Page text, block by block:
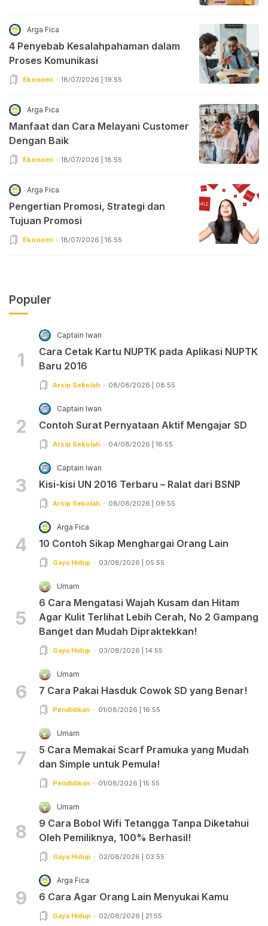
Arga Fica
4 Penyebab Kesalahpahaman dalam
Proses Komunikasi
Ekonomi 18/07/2026 | 19:55
Arga Fica
Manfaat dan Cara Melayani Customer
Dengan Baik
Ekonomi 18/07/2026 | 18:55
Arga Fica
Pengertian Promosi, Strategi dan
Tujuan Promosi
Ekonomi 18/07/2026 | 16:55
Populer
1
Captain Iwan
Cara Cetak Kartu NUPTK pada Aplikasi NUPTK
Baru 2016
Arsip Sekolah 08/08/2026 | 08:55
2
Captain Iwan
Contoh Surat Pernyataan Aktif Mengajar SD
Arsip Sekolah 04/08/2026 | 18:55
3
Captain Iwan
Kisi-kisi UN 2016 Terbaru – Ralat dari BSNP
Arsip Sekolah 08/08/2026 | 09:55
4
Arga Fica
10 Contoh Sikap Menghargai Orang Lain
Gaya Hidup 03/08/2026 | 05:55
5
Umam
6 Cara Mengatasi Wajah Kusam dan Hitam
Agar Kulit Terlihat Lebih Cerah, No 2 Gampang
Banget dan Mudah Dipraktekkan!
Gaya Hidup 03/08/2026 | 14:55
6
Umam
7 Cara Pakai Hasduk Cowok SD yang Benar!
Pendidikan 01/08/2026 | 16:55
7
Umam
5 Cara Memakai Scarf Pramuka yang Mudah
dan Simple untuk Pemula!
Pendidikan 01/08/2026 | 15:55
8
Umam
9 Cara Bobol Wifi Tetangga Tanpa Diketahui
Oleh Pemiliknya, 100% Berhasil!
Gaya Hidup 02/08/2026 | 03:55
9
Arga Fica
6 Cara Agar Orang Lain Menyukai Kamu
Gaya Hidup 02/08/2026 | 21:55